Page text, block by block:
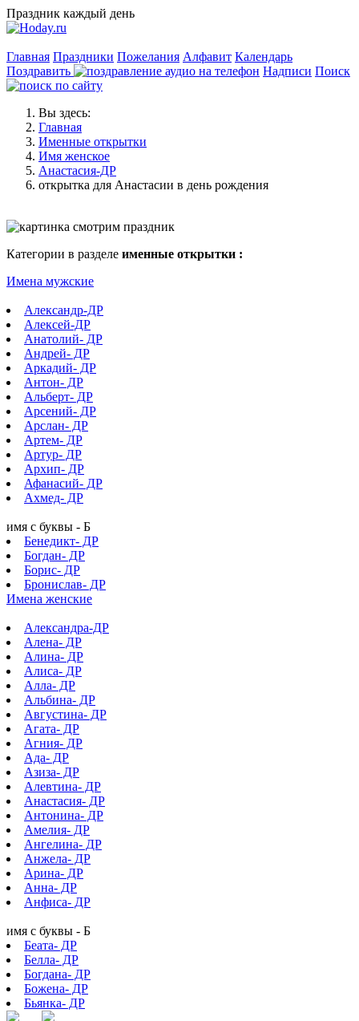
Праздник каждый день
Главная Праздники Пожелания Алфавит Календарь
Поздравить
Надписи Поиск
Вы здесь:
Главная
Именные открытки
Имя женское
Анастасия-ДР
открытка для Анастасии в день рождения
Категории в разделе именные открытки :
Имена мужские
Александр-ДР
Алексей-ДР
Анатолий- ДР
Андрей- ДР
Аркадий- ДР
Антон- ДР
Альберт- ДР
Арсений- ДР
Арслан- ДР
Артем- ДР
Артур- ДР
Архип- ДР
Афанасий- ДР
Ахмед- ДР
имя с буквы - Б
Бенедикт- ДР
Богдан- ДР
Борис- ДР
Бронислав- ДР
Имена женские
Александра-ДР
Алена- ДР
Алина- ДР
Алиса- ДР
Алла- ДР
Альбина- ДР
Августина- ДР
Агата- ДР
Агния- ДР
Ада- ДР
Азиза- ДР
Алевтина- ДР
Анастасия- ДР
Антонина- ДР
Амелия- ДР
Ангелина- ДР
Анжела- ДР
Арина- ДР
Анна- ДР
Анфиса- ДР
имя с буквы - Б
Беата- ДР
Белла- ДР
Богдана- ДР
Божена- ДР
Бьянка- ДР